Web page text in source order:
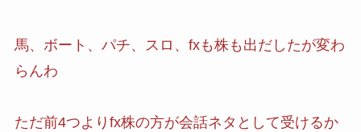
馬、ボート、パチ、スロ、fxも株も出だしたが変わ
らんわ
ただ前4つよりfx株の方が会話ネタとして受けるか